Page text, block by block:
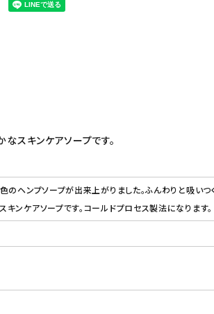
スキンケアソープです。
ヘンプソープが出来上がりました。ふんわりと吸いつ
ンケアソープです。コールドプロセス製法になります。